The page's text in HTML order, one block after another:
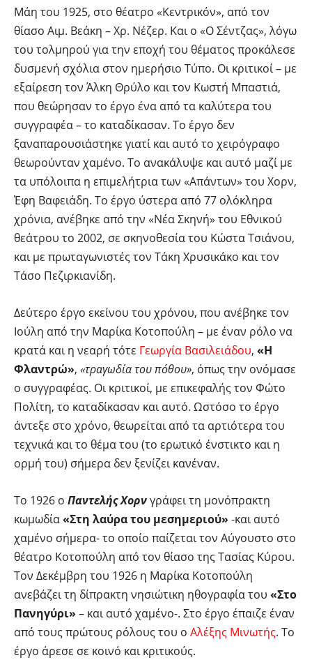
Μάη του 1925, στο θέατρο «Κεντρικόν», από τον
θίασο Αιμ. Βεάκη – Χρ. Νέζερ. Και ο «Ο Σέντζας», λόγω
του τολμηρού για την εποχή του θέματος προκάλεσε
δυσμενή σχόλια στον ημερήσιο Τύπο. Οι κριτικοί – με
εξαίρεση τον Άλκη Θρύλο και τον Κωστή Μπαστιά,
που θεώρησαν το έργο ένα από τα καλύτερα του
συγγραφέα – το καταδίκασαν. Το έργο δεν
ξαναπαρουσιάστηκε γιατί και αυτό το χειρόγραφο
θεωρούνταν χαμένο. Το ανακάλυψε και αυτό μαζί με
τα υπόλοιπα η επιμελήτρια των «Απάντων» του Χορν,
Έφη Βαφειάδη. Το έργο ύστερα από 77 ολόκληρα
χρόνια, ανέβηκε από την «Νέα Σκηνή» του Εθνικού
θεάτρου το 2002, σε σκηνοθεσία του Κώστα Τσιάνου,
και με πρωταγωνιστές τον Τάκη Χρυσικάκο και τον
Τάσο Πεζιρκιανίδη.
Δεύτερο έργο εκείνου του χρόνου, που ανέβηκε τον
Ιούλη από την Μαρίκα Κοτοπούλη – με έναν ρόλο να
κρατά και η νεαρή τότε Γεωργία Βασιλειάδου, «Η
Φλαντρώ», «τραγωδία του πόθου», όπως την ονόμασε
ο συγγραφέας. Οι κριτικοί, με επικεφαλής τον Φώτο
Πολίτη, το καταδίκασαν και αυτό. Ωστόσο το έργο
άντεξε στο χρόνο, θεωρείται από τα αρτιότερα του
τεχνικά και το θέμα του (το ερωτικό ένστικτο και η
ορμή του) σήμερα δεν ξενίζει κανέναν.
Το 1926 ο Παντελής Χορνγράφει τη μονόπρακτη
κωμωδία«Στη λαύρα του μεσημεριού» -και αυτό
χαμένο σήμερα- το οποίο παίζεται τον Αύγουστο στο
θέατρο Κοτοπούλη από τον θίασο της Τασίας Κύρου.
Τον Δεκέμβρη του 1926 η Μαρίκα Κοτοπούλη
ανεβάζει τη δίπρακτη νησιώτικη ηθογραφία του «Στο
Πανηγύρι» – και αυτό χαμένο-. Στο έργο έπαιζε έναν
από τους πρώτους ρόλους του ο Αλέξης Μινωτής. Το
έργο άρεσε σε κοινό και κριτικούς.